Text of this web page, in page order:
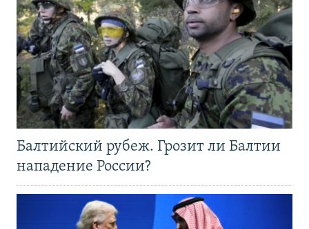
Балтийский рубеж. Грозит ли Балтии
нападение России?